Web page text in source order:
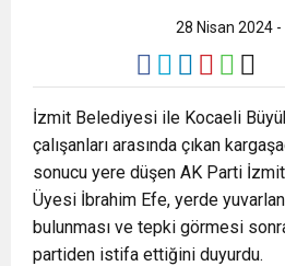
ZİYARET ETTİ.
28 Nisan 2024 -
İzmit Belediyesi ile Kocaeli
çalışanları arasında çıkan
sonucu yere düşen AK Parti
Üyesi İbrahim Efe, yerde
bulunması ve tepki görmesi
partiden istifa ettiğini duyurdu.